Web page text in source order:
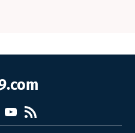
YouTube
RSS